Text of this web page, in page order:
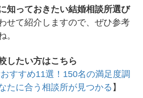
知っておきたい結婚相談所選び
せて紹介しますので、ぜひ参考
。
したい方はこちら
すすめ11選！150名の満足度調
たに合う相談所が見つかる 】